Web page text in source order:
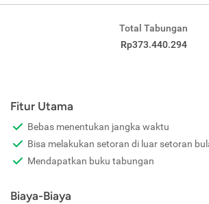
Total Tabungan
Rp373.440.294
Fitur Utama
Bebas menentukan jangka waktu
Bisa melakukan setoran di luar setoran
Mendapatkan buku tabungan
Biaya-Biaya